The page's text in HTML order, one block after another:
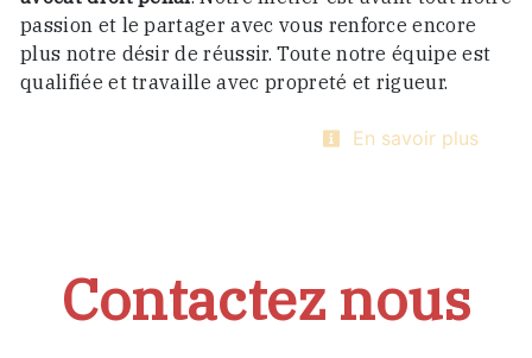
passion et le partager avec vous renforce encore
plus notre désir de réussir. Toute notre équipe est
qualifiée et travaille avec propreté et rigueur.
En savoir plus
Contactez nous